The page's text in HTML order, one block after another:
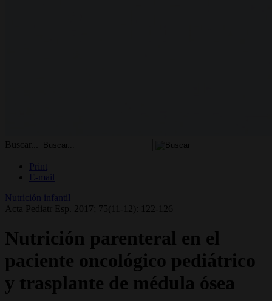
Buscar...
Print
E-mail
Nutrición infantil
Acta Pediatr Esp. 2017; 75(11-12): 122-126
Nutrición parenteral en el
paciente oncológico pediátrico
y trasplante de médula ósea